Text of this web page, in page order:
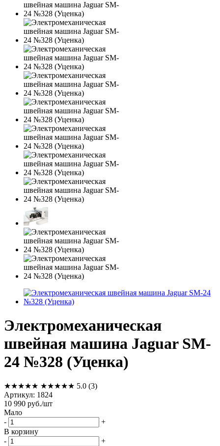
Электромеханическая
швейная машина Jaguar SM-
24 №328 (Уценка)
★★★★★ ★★★★★ 5.0 (3)
Артикул: 1824
10 990 руб./шт
Мало
-
+
В корзину
-
+